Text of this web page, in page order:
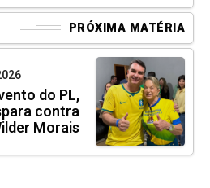
PRÓXIMA MATÉRIA
do PL,
contra
Morais